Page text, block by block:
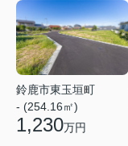
鈴鹿市東玉垣町
- (254.16㎡)
1,230万円